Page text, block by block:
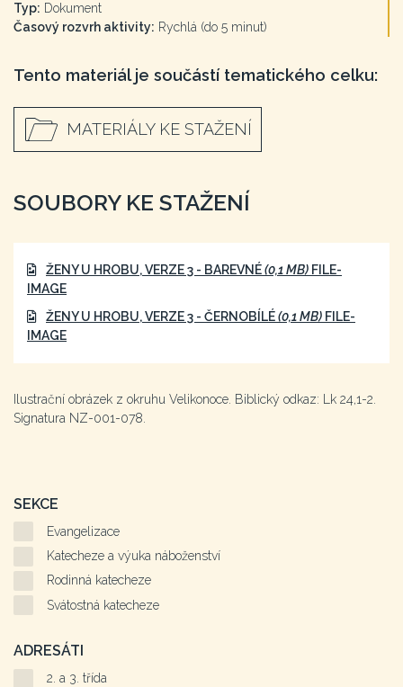
Typ: Dokument
Časový rozvrh aktivity: Rychlá (do 5 minut)
Tento materiál je součástí tematického celku:
MATERIÁLY KE STAŽENÍ
SOUBORY KE STAŽENÍ
ŽENY U HROBU, VERZE 3 - BAREVNÉ(0,1 MB) FILE-
IMAGE
ŽENY U HROBU, VERZE 3 - ČERNOBÍLÉ(0,1 MB) FILE-
IMAGE
Ilustrační obrázek z okruhu Velikonoce. Biblický odkaz: Lk 24,1-2.
Signatura NZ-001-078.
SEKCE
Evangelizace
Katecheze a výuka náboženství
Rodinná katecheze
Svátostná katecheze
ADRESÁTI
2. a 3. třída